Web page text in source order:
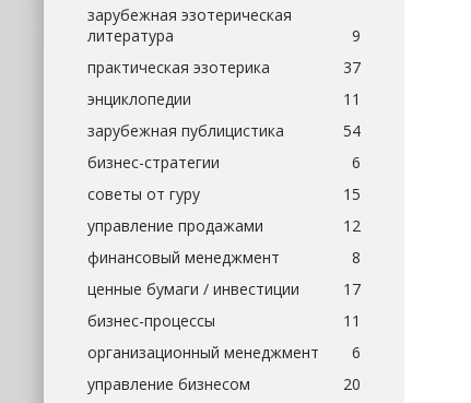
зарубежная эзотерическая
литература
9
практическая эзотерика
37
энциклопедии
11
зарубежная публицистика
54
бизнес-стратегии
6
советы от гуру
15
управление продажами
12
финансовый менеджмент
8
ценные бумаги / инвестиции
17
бизнес-процессы
11
организационный менеджмент
6
управление бизнесом
20